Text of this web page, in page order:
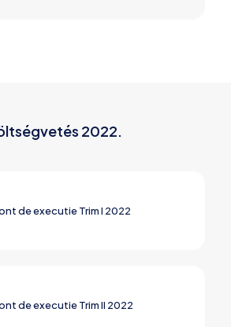
2022.
de executie Trim I 2022
de executie Trim II 2022